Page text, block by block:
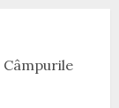
Câmpurile